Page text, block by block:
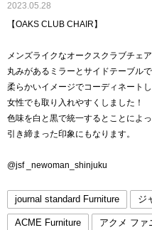
2023.05.28
【OAKS CLUB CHAIR】
メンズライクなオークスクラブチェ
丸みがあるミラーとサイドテーブルで
柔らかいイメージでコーディネートし
女性でも取り入れやすくしました！
色味を白と黒で統一するとことによ
引き締まった印象にもなります。
@jsf _newoman_shinjuku
journal standard Furniture ジ
ACME Furniture アクメ ファ